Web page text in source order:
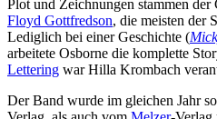
Plot und Zeichnungen stammen der
Floyd Gottfredson, die meisten der
Lediglich bei einer Geschichte (
arbeitete Osborne die komplette
Lettering war Hilla Krombach
Der Band wurde im gleichen Jahr